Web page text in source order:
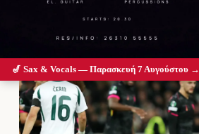
🎷 Sax & Vocals — Παρασκευή 7 Αυγούστου →